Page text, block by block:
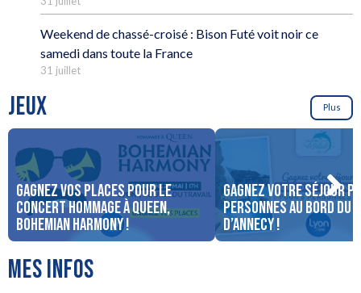
Weekend de chassé-croisé : Bison Futé voit noir ce
samedi dans toute la France
31 juillet
JEUX Plus
Gagnez vos places pour le
concert Hommage à Queen,
Bohemian Harmony !
Gagnez votre séjour
personnes au bord du
d’Annecy !
MES INFOS